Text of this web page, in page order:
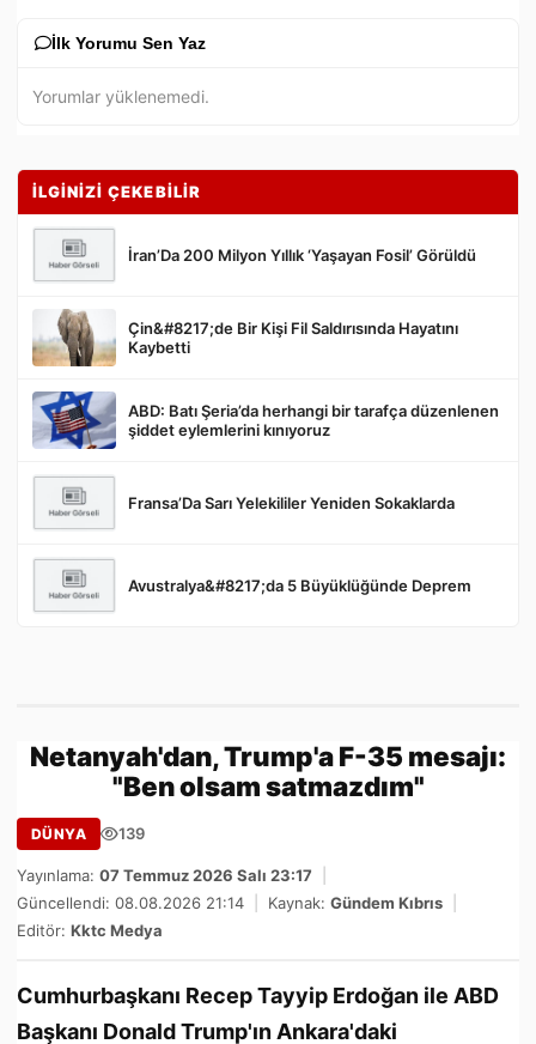
İlk Yorumu Sen Yaz
Gönder
Yorumlar yüklenemedi.
İLGİNİZİ ÇEKEBİLİR
İran’Da 200 Milyon Yıllık ‘Yaşayan Fosil’ Görüldü
Çin&#8217;de Bir Kişi Fil Saldırısında Hayatını
Kaybetti
ABD: Batı Şeria’da herhangi bir tarafça düzenlenen
şiddet eylemlerini kınıyoruz
Fransa’Da Sarı Yelekililer Yeniden Sokaklarda
Avustralya&#8217;da 5 Büyüklüğünde Deprem
Netanyah'dan, Trump'a F-35 mesajı:
"Ben olsam satmazdım"
DÜNYA 139
Yayınlama: 07 Temmuz 2026 Salı 23:17
Güncellendi: 08.08.2026 21:14
Kaynak: Gündem Kıbrıs
Editör: Kktc Medya
Cumhurbaşkanı Recep Tayyip Erdoğan ile ABD
Başkanı Donald Trump'ın Ankara'daki